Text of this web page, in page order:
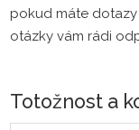
pokud máte
otázky vám rádi
Totožnost a